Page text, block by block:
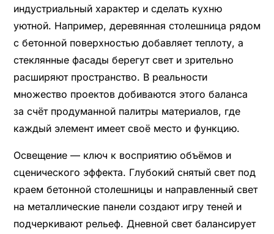
индустриальный характер и сделать кухню
уютной. Например, деревянная столешница рядом
с бетонной поверхностью добавляет теплоту, а
стеклянные фасады берегут свет и зрительно
расширяют пространство. В реальности
множество проектов добиваются этого баланса
за счёт продуманной палитры материалов, где
каждый элемент имеет своё место и функцию.
Освещение — ключ к восприятию объёмов и
сценического эффекта. Глубокий снятый свет под
краем бетонной столешницы и направленный свет
на металлические панели создают игру теней и
подчеркивают рельеф. Дневной свет балансирует